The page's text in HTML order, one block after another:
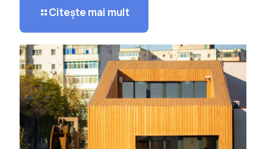
Citește mai mult